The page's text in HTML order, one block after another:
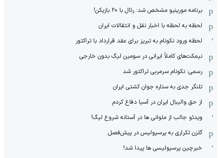
برنامه مورینیو مشخص شد: رئال با ۲۰ بازیکن!
لحظه به لحظه با اخبار نقل و انتقالات ایران
لحظه ورود نکونام به تبریز برای عقد قرارداد با تراکتور
نیمکت‌های کاملاً ایرانی در سومین لیگ بدون خارجی
رسمی: نکونام سرمربی تراکتور شد
تلنگر جدی به ستاره جوان کشتی ایران
از حق والیبال ایران در آسیا دفاع کردم
ویدئو جالب از ملوانی ها در آستانه شروع لیگ!
گلزن تکراری به پرسپولیس در پیش‌فصل
خبرچین پرسپولیسی ها پیدا شد!